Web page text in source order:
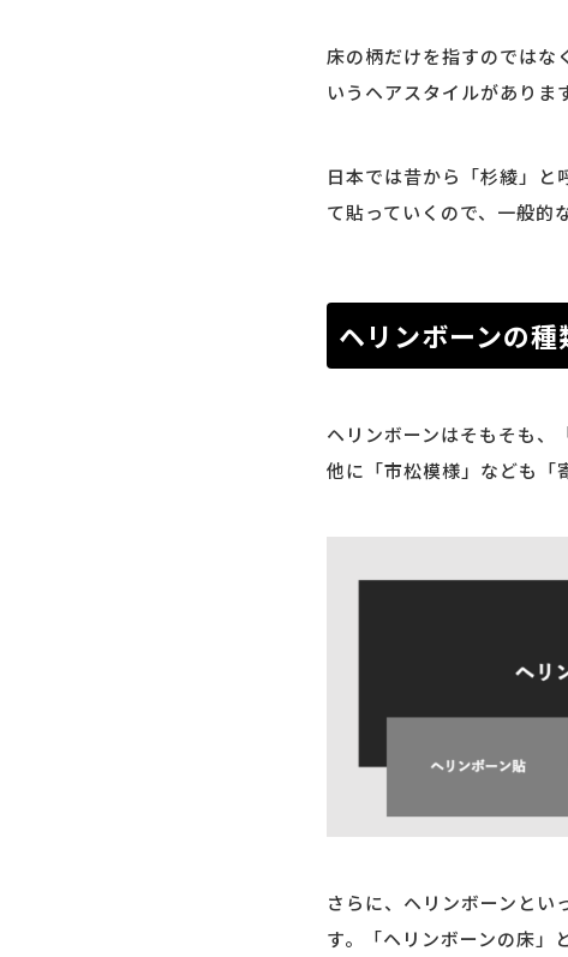
床の柄だけを指すのではな
いうヘアスタイルがありま
日本では昔から「杉綾」と
て貼っていくので、一般的
ヘリンボーンの種
ヘリンボーンはそもそも、
他に「市松模様」なども「
さらに、ヘリンボーンとい
す。「ヘリンボーンの床」